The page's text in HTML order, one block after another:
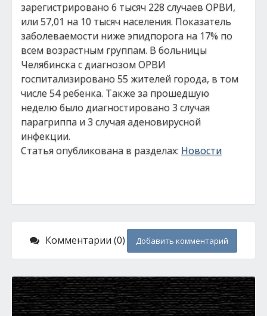
зарегистрировано 6 тысяч 228 случаев ОРВИ,
или 57,01 на 10 тысяч населения. Показатель
заболеваемости ниже эпидпорога на 17% по
всем возрастным группам. В больницы
Челябинска с диагнозом ОРВИ
госпитализировано 55 жителей города, в том
числе 54 ребенка. Также за прошедшую
неделю было диагностировано 3 случая
парагриппа и 3 случая аденовирусной
инфекции.
Статья опубликована в разделах: Новости
Комментарии (0) Добавить комментарий